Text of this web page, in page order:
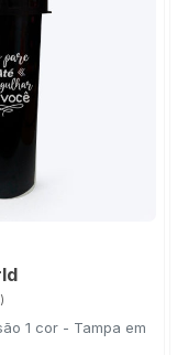
1 cor - Tampa em